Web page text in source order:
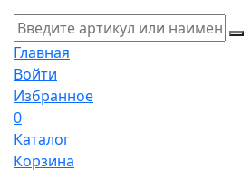
Главная
Войти
Избранное
0
Каталог
Корзина